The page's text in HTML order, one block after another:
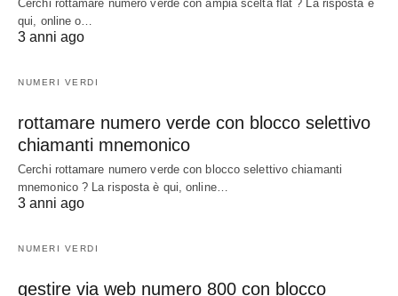
Cerchi rottamare numero verde con ampia scelta flat ? La risposta è
qui, online o…
3 anni ago
NUMERI VERDI
rottamare numero verde con blocco selettivo
chiamanti mnemonico
Cerchi rottamare numero verde con blocco selettivo chiamanti
mnemonico ? La risposta è qui, online…
3 anni ago
NUMERI VERDI
gestire via web numero 800 con blocco